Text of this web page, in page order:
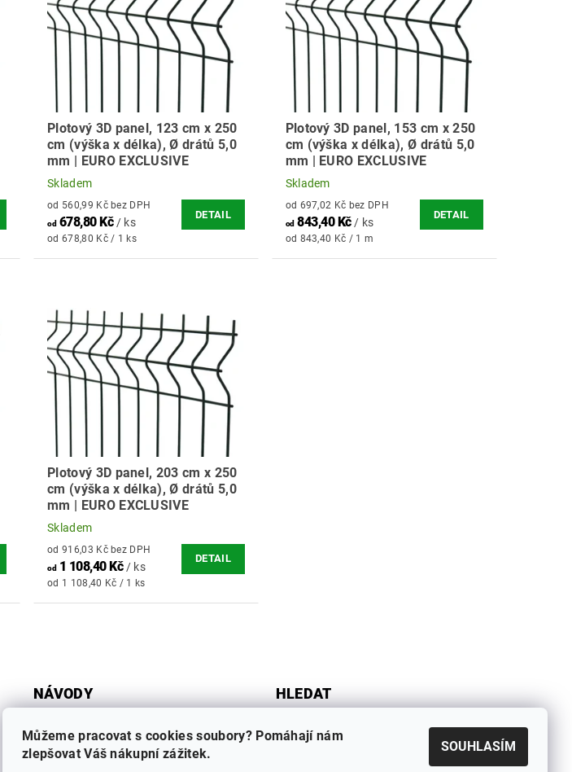
Plotový 3D panel, 123 cm x 250
cm (výška x délka), Ø drátů 5,0
mm | EURO EXCLUSIVE
Skladem
od 560,99 Kč bez DPH
od678,80 Kč / ks
od 678,80 Kč / 1 ks
DETAIL
Plotový 3D panel, 153 cm x 250
cm (výška x délka), Ø drátů 5,0
mm | EURO EXCLUSIVE
Skladem
od 697,02 Kč bez DPH
od843,40 Kč / ks
od 843,40 Kč / 1 m
DETAIL
Plotový 3D panel, 203 cm x 250
cm (výška x délka), Ø drátů 5,0
mm | EURO EXCLUSIVE
Skladem
od 916,03 Kč bez DPH
od1 108,40 Kč / ks
od 1 108,40 Kč / 1 ks
DETAIL
NÁVODY
SLOUPKY A VZPĚRY
HLEDAT
Můžeme pracovat s cookies soubory? Pomáhají nám
zlepšovat Váš nákupní zážitek.
SOUHLASÍM